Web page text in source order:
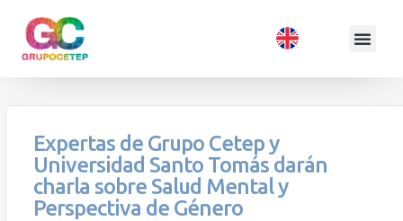
Expertas de Grupo Cetep y
Universidad Santo Tomás darán
charla sobre Salud Mental y
Perspectiva de Género